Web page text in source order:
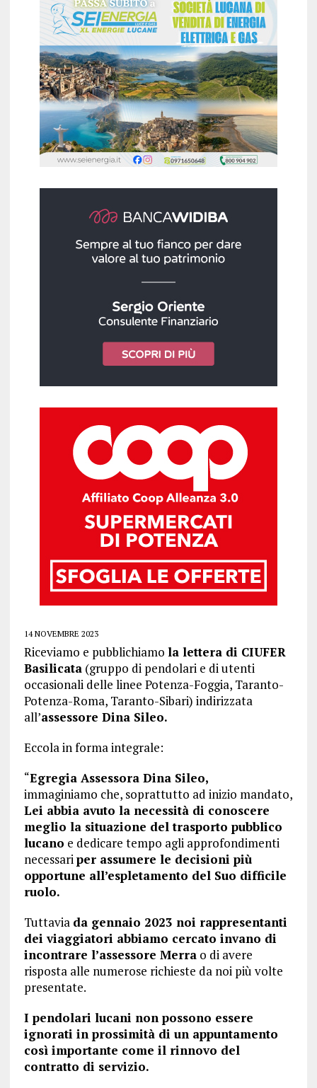
14 NOVEMBRE 2023
Riceviamo e pubblichiamo la lettera di CIUFER
Basilicata(gruppo di pendolari e di utenti
occasionali delle linee Potenza-Foggia, Taranto-
Potenza-Roma, Taranto-Sibari) indirizzata
all’assessore Dina Sileo.
Eccola in forma integrale:
“Egregia Assessora Dina Sileo,
immaginiamo che, soprattutto ad inizio mandato,
Lei abbia avuto la necessità di conoscere
meglio la situazione del trasporto pubblico
lucano e dedicare tempo agli approfondimenti
necessariper assumere le decisioni più
opportune all’espletamento del Suo difficile
ruolo.
Tuttavia da gennaio 2023 noi rappresentanti
dei viaggiatori abbiamo cercato invano di
incontrare l’assessore Merrao di avere
risposta alle numerose richieste da noi più volte
presentate.
I pendolari lucani non possono essere
ignorati in prossimità di un appuntamento
così importante come il rinnovo del
contratto di servizio.